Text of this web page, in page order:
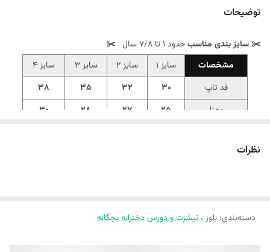
توضیحات
✂️ سایز بندی مناسبحدود 1 تا ۷/۸ سال
✂️
مشخصات
سایز 1 سایز 2 سایز 3
سایز 4
قد تاپ
30
32
35
38
پهنا
25
27
28
30
اندازه گیری لحاظ کنید.‼️
نظرات
دسته‌بندی: بلوز ، تیشرت و دورس دخترانه بچگانه